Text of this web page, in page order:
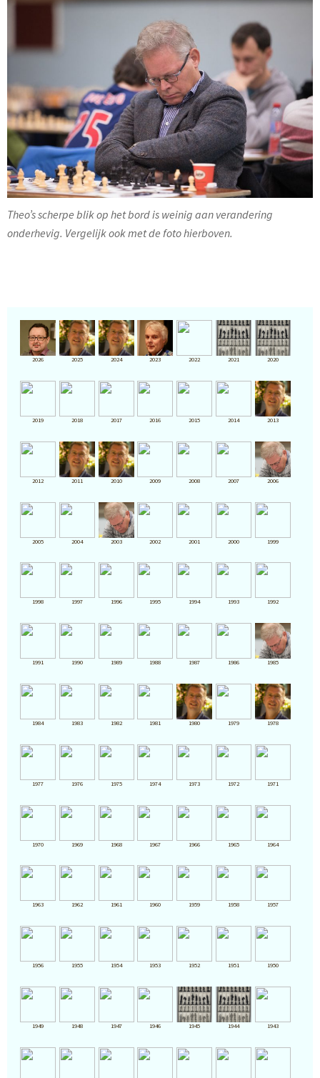
Theo’s scherpe blik op het bord is weinig aan verandering
onderhevig. Vergelijk ook met de foto hierboven.
2026 2025 2024 2023 2022 2021 2020
2019 2018 2017 2016 2015 2014 2013
2012 2011 2010 2009 2008 2007 2006
2005 2004 2003 2002 2001 2000 1999
1998 1997 1996 1995 1994 1993 1992
1991 1990 1989 1988 1987 1986 1985
1984 1983 1982 1981 1980 1979 1978
1977 1976 1975 1974 1973 1972 1971
1970 1969 1968 1967 1966 1965 1964
1963 1962 1961 1960 1959 1958 1957
1956 1955 1954 1953 1952 1951 1950
1949 1948 1947 1946 1945 1944 1943